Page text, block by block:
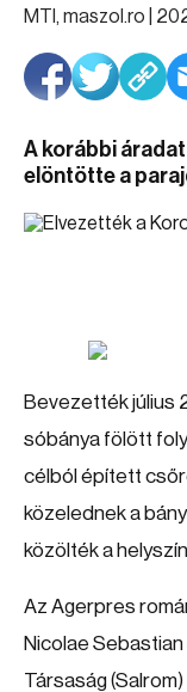
MTI, maszol.ro |
A korábbi
elöntötte a
Bevezették július
sóbánya fölött
célból épített
közelednek a
közölték a
Az Agerpres
Nicolae
Társaság